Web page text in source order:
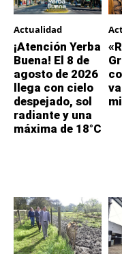
Actualidad
¡Atención Yerba
Buena! El 8 de
agosto de 2026
llega con cielo
despejado, sol
radiante y una
máxima de 18°C